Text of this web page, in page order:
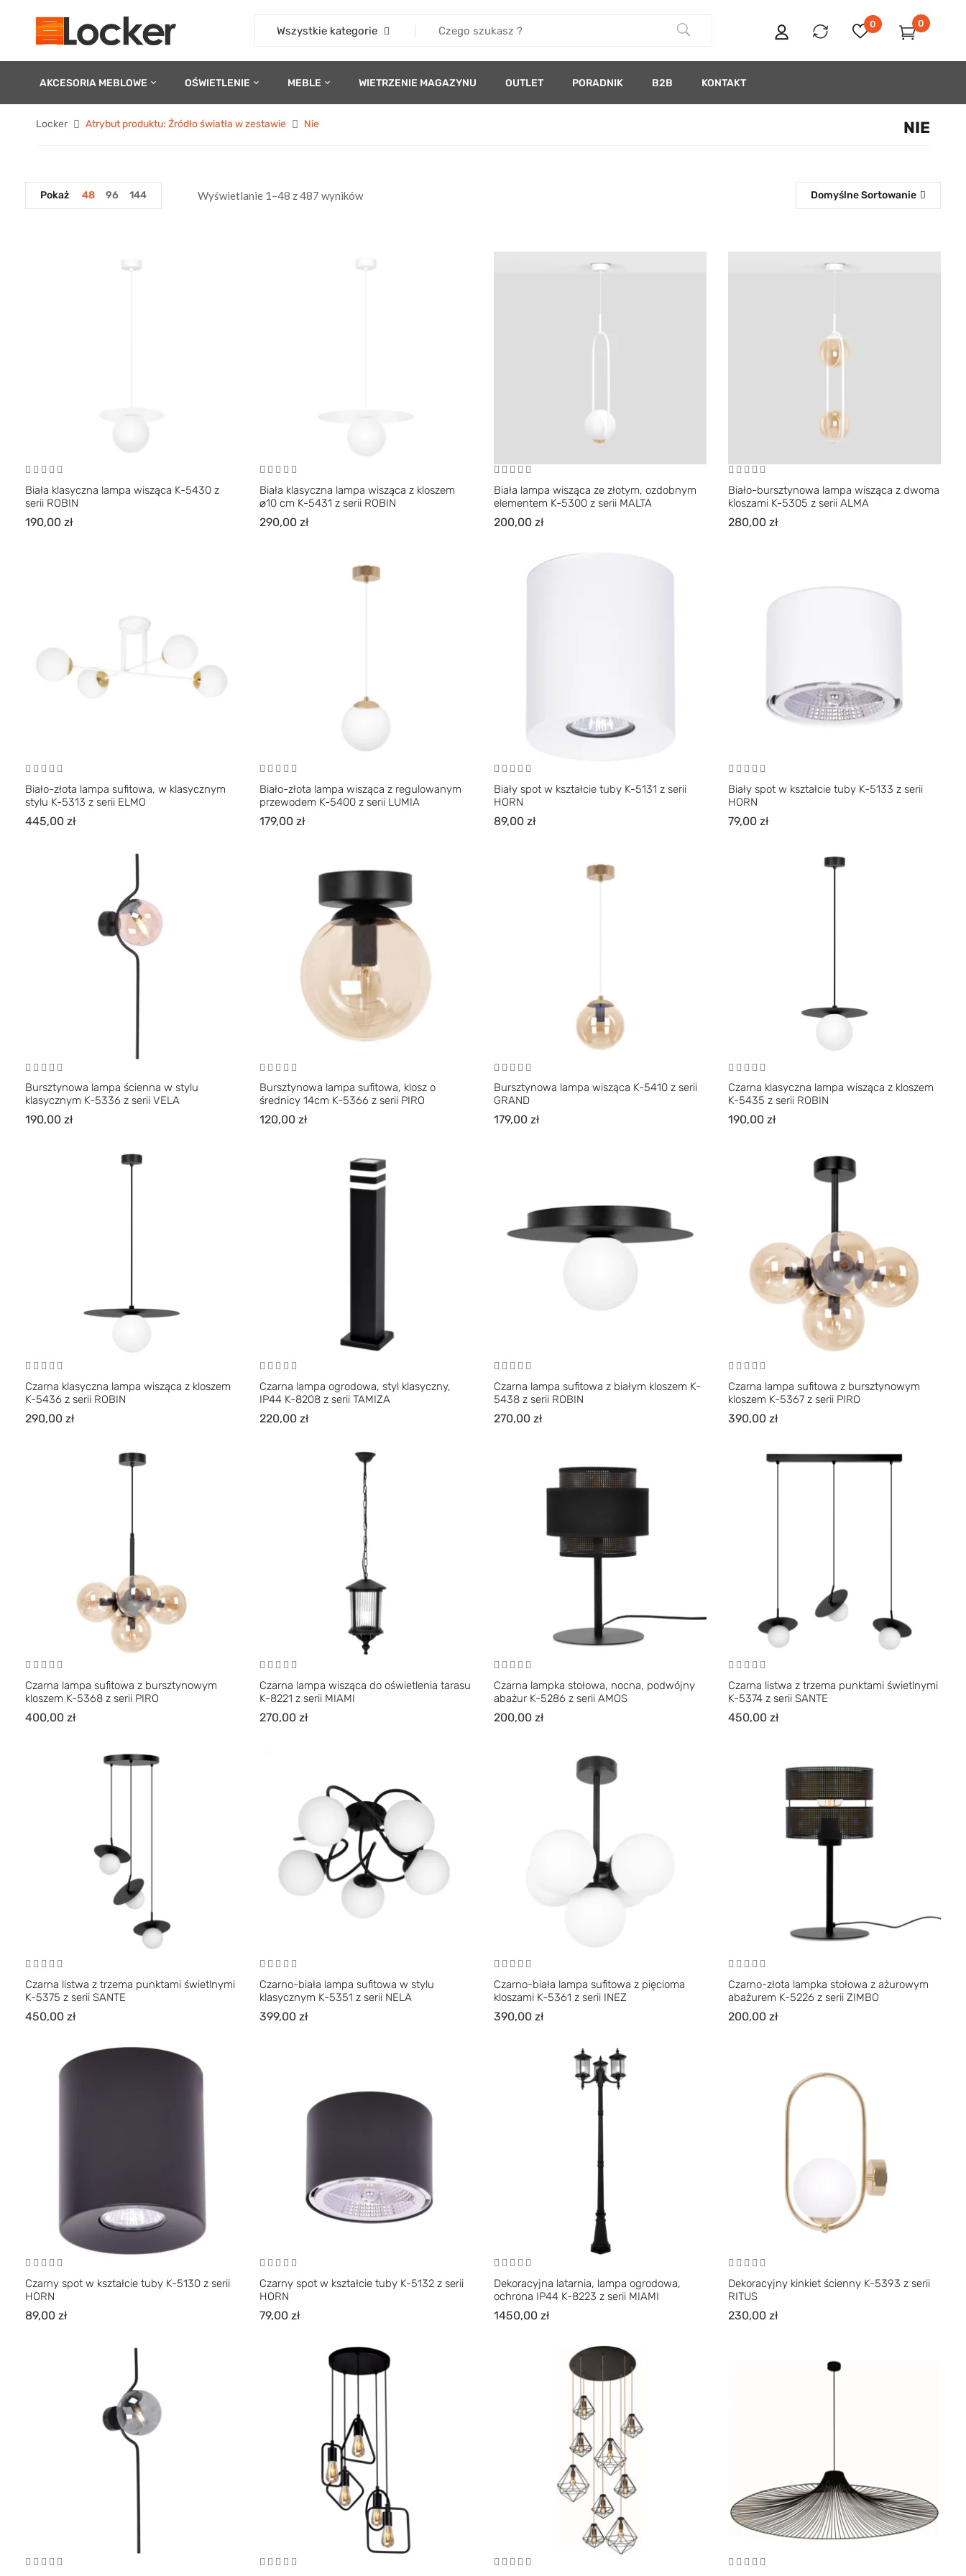
Wszystkie kategorie
0 0
AKCESORIA MEBLOWE OŚWIETLENIE MEBLE WIETRZENIE MAGAZYNU OUTLET PORADNIK B2B KONTAKT
Locker Atrybut produktu: Źródło światła w zestawie Nie NIE
Wyświetlanie 1–48 z 487 wyników Domyślne Sortowanie
Pokaż 48 96 144
Biała klasyczna lampa wisząca K-5430 z
serii ROBIN
190,00 zł
Biała klasyczna lampa wisząca z kloszem
⌀10 cm K-5431 z serii ROBIN
290,00 zł
Biała lampa wisząca ze złotym, ozdobnym
elementem K-5300 z serii MALTA
200,00 zł
Biało-bursztynowa lampa wisząca z dwoma
kloszami K-5305 z serii ALMA
280,00 zł
Biało-złota lampa sufitowa, w klasycznym
stylu K-5313 z serii ELMO
445,00 zł
Biało-złota lampa wisząca z regulowanym
przewodem K-5400 z serii LUMIA
179,00 zł
Biały spot w kształcie tuby K-5131 z serii
HORN
89,00 zł
Biały spot w kształcie tuby K-5133 z serii
HORN
79,00 zł
Bursztynowa lampa ścienna w stylu
klasycznym K-5336 z serii VELA
190,00 zł
Bursztynowa lampa sufitowa, klosz o
średnicy 14cm K-5366 z serii PIRO
120,00 zł
Bursztynowa lampa wisząca K-5410 z serii
GRAND
179,00 zł
Czarna klasyczna lampa wisząca z kloszem
K-5435 z serii ROBIN
190,00 zł
Czarna klasyczna lampa wisząca z kloszem
K-5436 z serii ROBIN
290,00 zł
Czarna lampa ogrodowa, styl klasyczny,
IP44 K-8208 z serii TAMIZA
220,00 zł
Czarna lampa sufitowa z białym kloszem K-
5438 z serii ROBIN
270,00 zł
Czarna lampa sufitowa z bursztynowym
kloszem K-5367 z serii PIRO
390,00 zł
Czarna lampa sufitowa z bursztynowym
kloszem K-5368 z serii PIRO
400,00 zł
Czarna lampa wisząca do oświetlenia tarasu
K-8221 z serii MIAMI
270,00 zł
Czarna lampka stołowa, nocna, podwójny
abażur K-5286 z serii AMOS
200,00 zł
Czarna listwa z trzema punktami świetlnymi
K-5374 z serii SANTE
450,00 zł
Czarna listwa z trzema punktami świetlnymi
K-5375 z serii SANTE
450,00 zł
Czarno-biała lampa sufitowa w stylu
klasycznym K-5351 z serii NELA
399,00 zł
Czarno-biała lampa sufitowa z pięcioma
kloszami K-5361 z serii INEZ
390,00 zł
Czarno-złota lampka stołowa z ażurowym
abażurem K-5226 z serii ZIMBO
200,00 zł
Czarny spot w kształcie tuby K-5130 z serii
HORN
89,00 zł
Czarny spot w kształcie tuby K-5132 z serii
HORN
79,00 zł
Dekoracyjna latarnia, lampa ogrodowa,
ochrona IP44 K-8223 z serii MIAMI
1450,00 zł
Dekoracyjny kinkiet ścienny K-5393 z serii
RITUS
230,00 zł